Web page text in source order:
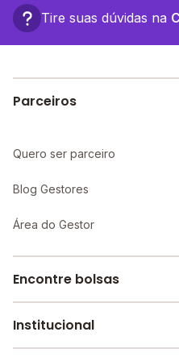
Tire suas dúvidas na
Parceiros
Quero ser parceiro
Blog Gestores
Área do Gestor
Encontre bolsas
Melhores escolas de São Paulo
Institucional